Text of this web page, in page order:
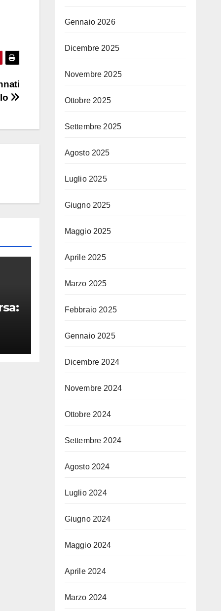
Gennaio 2026
Dicembre 2025
Novembre 2025
Ottobre 2025
Settembre 2025
Agosto 2025
Luglio 2025
Giugno 2025
Maggio 2025
Aprile 2025
Marzo 2025
Febbraio 2025
Gennaio 2025
Dicembre 2024
Novembre 2024
Ottobre 2024
Settembre 2024
Agosto 2024
Luglio 2024
Giugno 2024
Maggio 2024
Aprile 2024
Marzo 2024